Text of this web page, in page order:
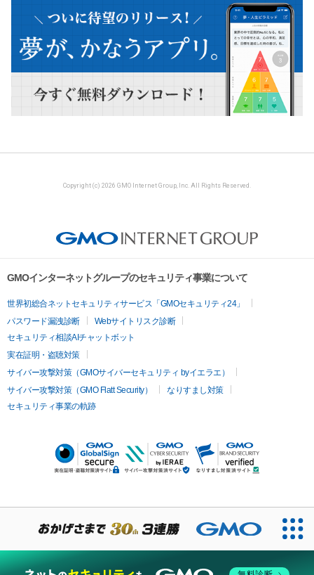
Copyright (c) 2026 GMO Internet Group, Inc. All Rights Reserved.
GMOインターネットグループのセキュリティ事業について
世界初総合ネットセキュリティサービス「GMOセキュリティ24」
パスワード漏洩診断
Webサイトリスク診断
セキュリティ相談AIチャットボット
実在証明・盗聴対策
サイバー攻撃対策（GMOサイバーセキュリティ byイエラエ）
サイバー攻撃対策（GMO Flatt Security）
なりすまし対策
セキュリティ事業の軌跡